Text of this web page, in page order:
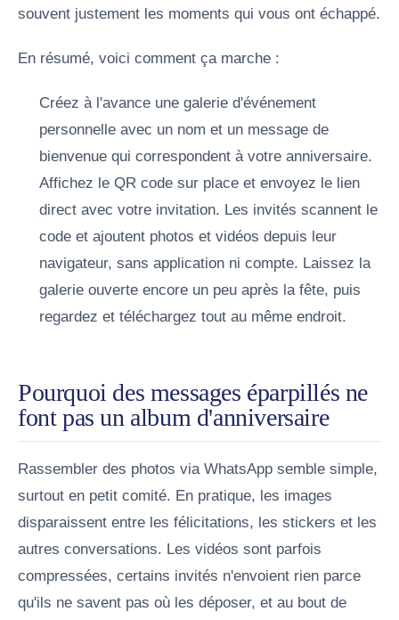
souvent justement les moments qui vous ont échappé.
En résumé, voici comment ça marche :
Créez à l'avance une galerie d'événement
personnelle avec un nom et un message de
bienvenue qui correspondent à votre anniversaire.
Affichez le QR code sur place et envoyez le lien
direct avec votre invitation. Les invités scannent le
code et ajoutent photos et vidéos depuis leur
navigateur, sans application ni compte. Laissez la
galerie ouverte encore un peu après la fête, puis
regardez et téléchargez tout au même endroit.
Pourquoi des messages éparpillés ne
font pas un album d'anniversaire
Rassembler des photos via WhatsApp semble simple,
surtout en petit comité. En pratique, les images
disparaissent entre les félicitations, les stickers et les
autres conversations. Les vidéos sont parfois
compressées, certains invités n'envoient rien parce
qu'ils ne savent pas où les déposer, et au bout de